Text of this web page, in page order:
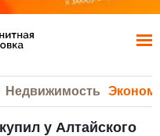
Недвижимость
у Алтайского